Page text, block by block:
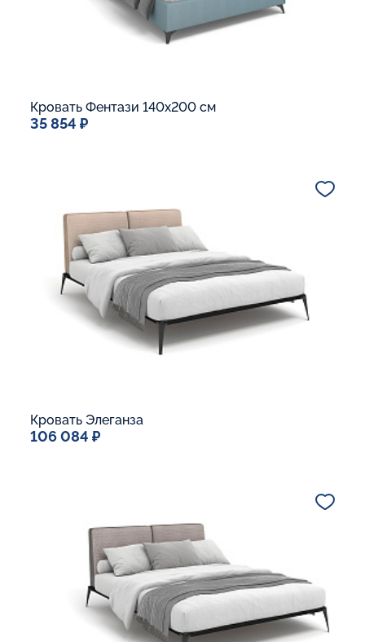
Кровать Фентази 140x200 см
35 854 ₽
Ящик для белья
В корзину
Кровать Элеганза
106 084 ₽
В корзину